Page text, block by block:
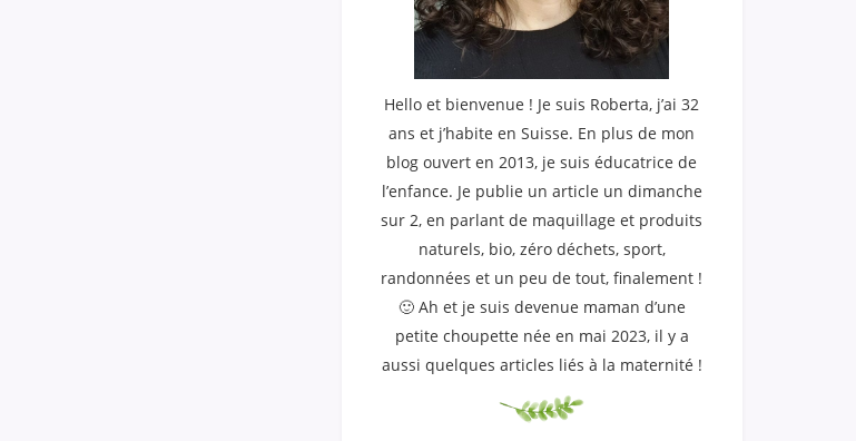
Hello et bienvenue ! Je suis Roberta, j’ai 32
ans et j’habite en Suisse. En plus de mon
blog ouvert en 2013, je suis éducatrice de
l’enfance. Je publie un article un dimanche
sur 2, en parlant de maquillage et produits
naturels, bio, zéro déchets, sport,
randonnées et un peu de tout, finalement !
🙂 Ah et je suis devenue maman d’une
petite choupette née en mai 2023, il y a
aussi quelques articles liés à la maternité !